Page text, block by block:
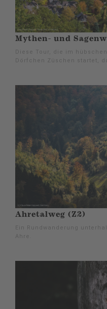
Mythen- und
Diese Tour, die im
Dörfchen Züschen startet,
Ahretalweg (Z2)
Ein Rundwanderung
Ahre.